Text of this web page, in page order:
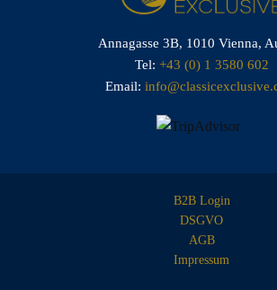
Annagasse 3B, 1010 Vienna,
Tel: +43 (0) 1 3580 602
Email:
B2B Login
DSGVO
AGB
Impressum